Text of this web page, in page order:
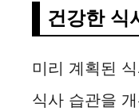
건강한 식
미리 계획된
식사 습관을